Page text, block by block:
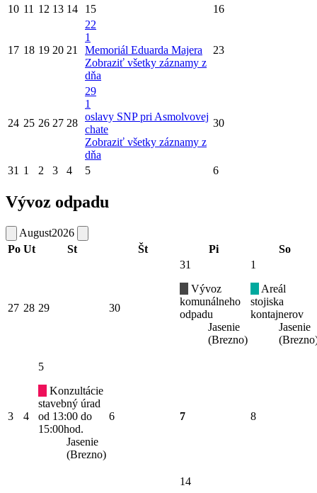
10 11 12 13 14 15 16
17 18 19 20 21
22
1
Memoriál Eduarda Majera
Zobraziť všetky záznamy z
dňa
23
24 25 26 27 28
29
1
oslavy SNP pri Asmolvovej
chate
Zobraziť všetky záznamy z
dňa
30
31 1 2 3 4 5 6
Vývoz odpadu
August2026
Po Ut St Št Pi So
27 28 29 30
31
Vývoz
komunálneho
odpadu
Jasenie
(Brezno)
1
Areál
stojiska
kontajnerov
Jasenie
3 4
5
Konzultácie
stavebný úrad
od 13:00 do
15:00hod.
Jasenie
(Brezno)
6 7 8
14